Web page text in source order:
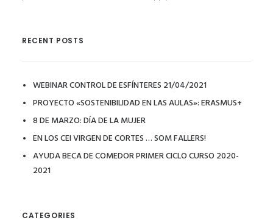
RECENT POSTS
WEBINAR CONTROL DE ESFÍNTERES 21/04/2021
PROYECTO «SOSTENIBILIDAD EN LAS AULAS»: ERASMUS+
8 DE MARZO: DÍA DE LA MUJER
EN LOS CEI VIRGEN DE CORTES … SOM FALLERS!
AYUDA BECA DE COMEDOR PRIMER CICLO CURSO 2020-
2021
CATEGORIES